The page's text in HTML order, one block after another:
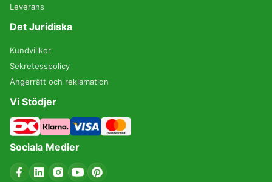
Leverans
Det Juridiska
Kundvillkor
Sekretesspolicy
Ångerrätt och reklamation
Vi Stödjer
Sociala Medier